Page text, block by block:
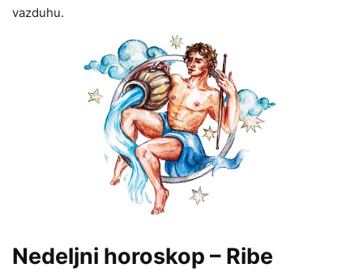
vazduhu.
Nedeljni horoskop – Ribe